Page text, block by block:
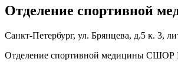
Отделение спортивной
Санкт-Петербург, ул. Брянцева, д.5 к. 3,
Отделение спортивной медицины СШОР